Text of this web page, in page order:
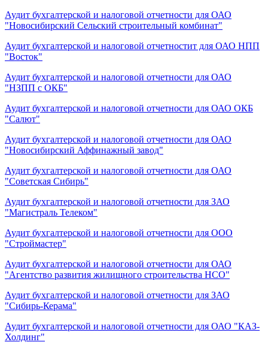
Аудит бухгалтерской и налоговой отчетности для ОАО
"Новосибирский Сельский строительный комбинат"
Аудит бухгалтерской и налоговой отчетностит для ОАО НПП
"Восток"
Аудит бухгалтерской и налоговой отчетности для ОАО
"НЗПП с ОКБ"
Аудит бухгалтерской и налоговой отчетности для ОАО ОКБ
"Салют"
Аудит бухгалтерской и налоговой отчетности для ОАО
"Новосибирский Аффинажный завод"
Аудит бухгалтерской и налоговой отчетности для ОАО
"Советская Сибирь"
Аудит бухгалтерской и налоговой отчетности для ЗАО
"Магистраль Телеком"
Аудит бухгалтерской и налоговой отчетности для ООО
"Строймастер"
Аудит бухгалтерской и налоговой отчетности для ОАО
"Агентство развития жилищного строительства НСО"
Аудит бухгалтерской и налоговой отчетности для ЗАО
"Сибирь-Керама"
Аудит бухгалтерской и налоговой отчетности для ОАО "КАЗ-
Холдинг"